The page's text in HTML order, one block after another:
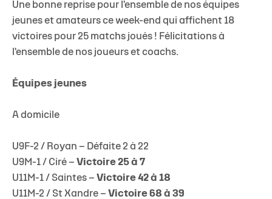
Une bonne reprise pour l'ensemble de nos équipes
jeunes et amateurs ce week-end qui affichent 18
victoires pour 25 matchs joués ! Félicitations à
l'ensemble de nos joueurs et coachs.
Équipes jeunes
A domicile
U9F-2 / Royan – Défaite 2 à 22
U9M-1 / Ciré – Victoire 25 à 7
U11M-1 / Saintes – Victoire 42 à 18
U11M-2 / St Xandre – Victoire 68 à 39